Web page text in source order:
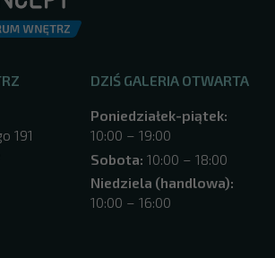
191
DZIŚ GALERIA OTWARTA
Poniedziałek-piątek:
10:00 – 19:00
Sobota: 10:00 – 18:00
Niedziela (handlowa):
10:00 – 16:00